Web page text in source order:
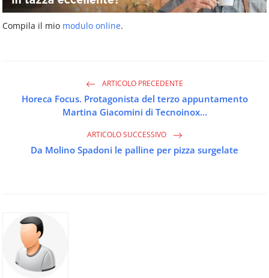
Compila il mio modulo online.
ARTICOLO PRECEDENTE
Horeca Focus. Protagonista del terzo appuntamento
Martina Giacomini di Tecnoinox...
ARTICOLO SUCCESSIVO
Da Molino Spadoni le palline per pizza surgelate